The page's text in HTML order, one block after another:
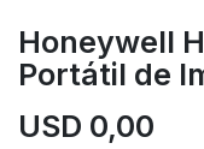
Honeywell
Portátil de
USD 0,00